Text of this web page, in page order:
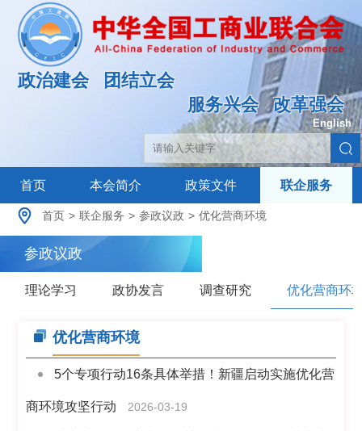
政治建会
团结立会
服务兴会 改革强会
English |
首页 本会简介 政策文件 联企服务
首页 > 联企服务 > 参政议政 > 优化营商环境
参政议政
理论学习 政协发言 调查研究 优化营商环
优化营商环境
5个专项行动16条具体举措！新疆启动实施优化营
商环境攻坚行动 2026-03-19